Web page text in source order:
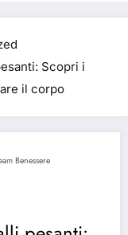
Scopri i
il corpo
Benessere